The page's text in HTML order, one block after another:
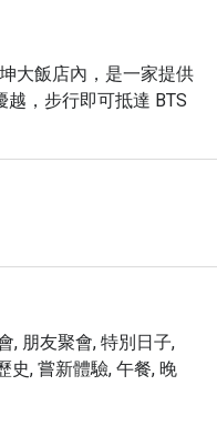
大飯店內，是一家提供
，步行即可抵達 BTS
精緻的泰國菜肴聞名，
嚐招牌包括濃郁的
，為您提供難忘的午
立即預訂，體驗曼谷
, 朋友聚會, 特別日子,
史, 嘗新體驗, 午餐, 晚